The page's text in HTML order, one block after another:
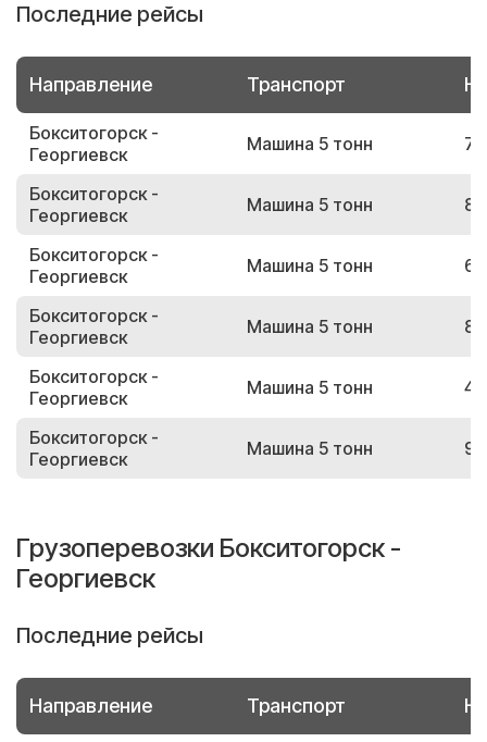
Последние рейсы
Направление Транспорт
Бокситогорск -
Георгиевск
Машина 5 тонн
Бокситогорск -
Георгиевск
Машина 5 тонн
Бокситогорск -
Георгиевск
Машина 5 тонн
Бокситогорск -
Георгиевск
Машина 5 тонн
Бокситогорск -
Георгиевск
Машина 5 тонн
Бокситогорск -
Георгиевск
Машина 5 тонн
Грузоперевозки Бокситогорск -
Георгиевск
Последние рейсы
Направление Транспорт